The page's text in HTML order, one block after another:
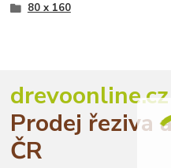
80 x 160
Prodej řeziva
ČR